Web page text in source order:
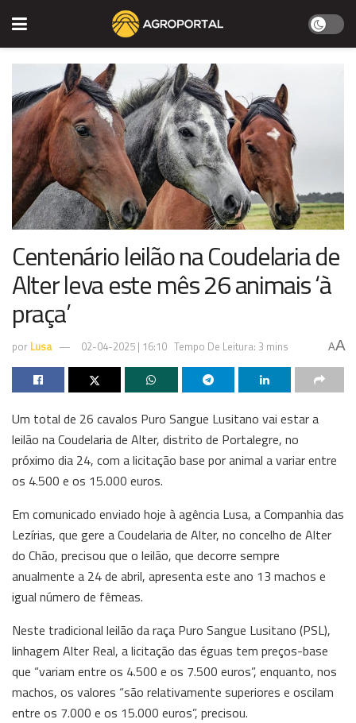
Centenário leilão na Coudelaria de
Alter leva este mês 26 animais ‘à
praça’
por Lusa 02-04-2025 | 16:10 Tempo De Leitura: 3 mins AA
Um total de 26 cavalos Puro Sangue Lusitano vai estar a
leilão na Coudelaria de Alter, distrito de Portalegre, no
próximo dia 24, com a licitação base por animal a variar entre
os 4.500 e os 15.000 euros.
Em comunicado enviado hoje à agência Lusa, a Companhia das
Lezírias, que gere a Coudelaria de Alter, no concelho de Alter
do Chão, precisou que o leilão, que decorre sempre
anualmente a 24 de abril, apresenta este ano 13 machos e
igual número de fêmeas.
Neste tradicional leilão da raça Puro Sangue Lusitano (PSL),
linhagem Alter Real, a licitação das éguas tem preços-base
que “variam entre os 4.500 e os 7.500 euros”, enquanto, nos
machos, os valores “são relativamente superiores e oscilam
entre os 7.000 e os 15.000 euros”, precisou.